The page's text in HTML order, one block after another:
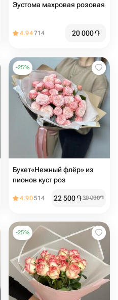
Эустома махровая розовая
4.94714 20 000֏
-25%
Букет«Нежный флёр» из
пионов куст роз
4.90514 22 500֏30 000֏
-25%